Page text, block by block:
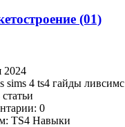
(01)
2024
sims 4 ts4 гайды ливсимс
статьи
0
TS4 Навыки